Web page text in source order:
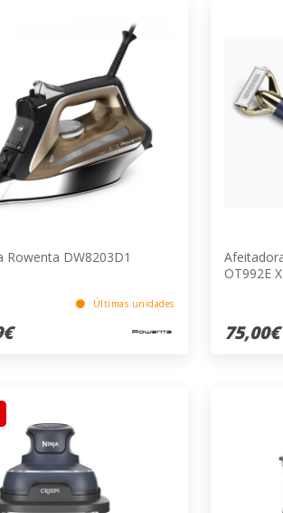
Rowenta DW8203D1
Últimas unidades
OT992E
75,00€